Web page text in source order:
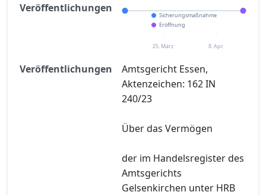
Veröffentlichungen
Sicherungsmaßnahme
Eröffnung
25. März 8. Apr.
Veröffentlichungen
Amtsgericht Essen,
Aktenzeichen: 162 IN
240/23
Über das Vermögen
der im Handelsregister des
Amtsgerichts
Gelsenkirchen unter HRB